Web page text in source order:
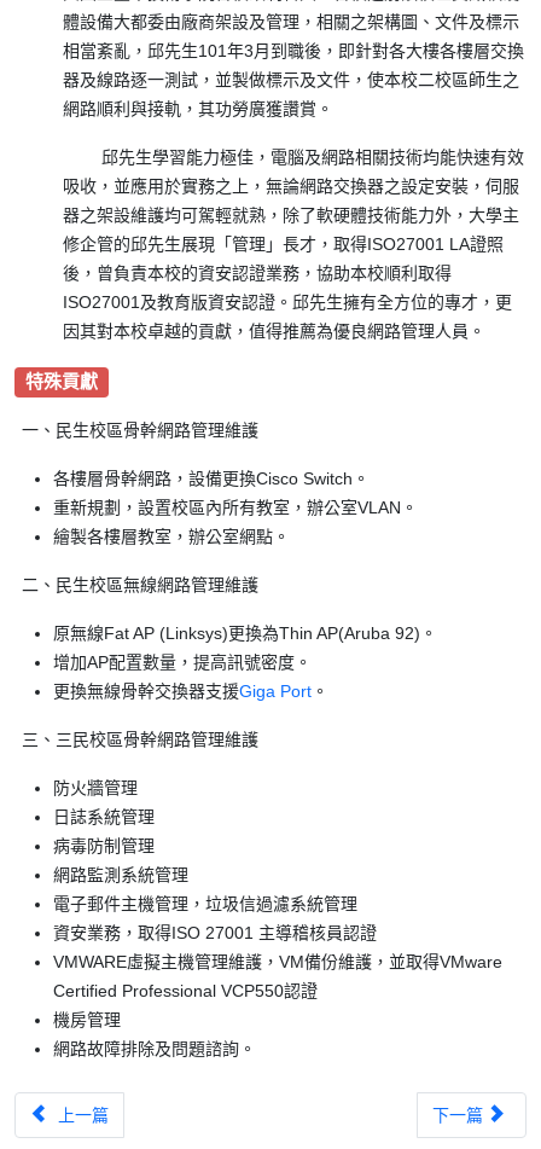
體設備大都委由廠商架設及管理，相關之架構圖、文件及標示
相當紊亂，邱先生101年3月到職後，即針對各大樓各樓層交換
器及線路逐一測試，並製做標示及文件，使本校二校區師生之
網路順利與接軌，其功勞廣獲讚賞。
邱先生學習能力極佳，電腦及網路相關技術均能快速有效
吸收，並應用於實務之上，無論網路交換器之設定安裝，伺服
器之架設維護均可駕輕就熟，除了軟硬體技術能力外，大學主
修企管的邱先生展現「管理」長才，取得ISO27001 LA證照
後，曾負責本校的資安認證業務，協助本校順利取得
ISO27001及教育版資安認證。邱先生擁有全方位的專才，更
因其對本校卓越的貢獻，值得推薦為優良網路管理人員。
特殊貢獻
一、民生校區骨幹網路管理維護
各樓層骨幹網路，設備更換Cisco Switch。
重新規劃，設置校區內所有教室，辦公室VLAN。
繪製各樓層教室，辦公室網點。
二、民生校區無線網路管理維護
原無線Fat AP (Linksys)更換為Thin AP(Aruba 92)。
增加AP配置數量，提高訊號密度。
更換無線骨幹交換器支援Giga Port 。
三、三民校區骨幹網路管理維護
防火牆管理
日誌系統管理
病毒防制管理
網路監測系統管理
電子郵件主機管理，垃圾信過濾系統管理
資安業務，取得ISO 27001 主導稽核員認證
VMWARE虛擬主機管理維護，VM備份維護，並取得VMware
Certified Professional VCP550認證
機房管理
網路故障排除及問題諮詢。
上一篇文章：TANet台中區域網路中心優良網路管理人員-陳文鴻
上一篇 下一篇文章：
下一篇